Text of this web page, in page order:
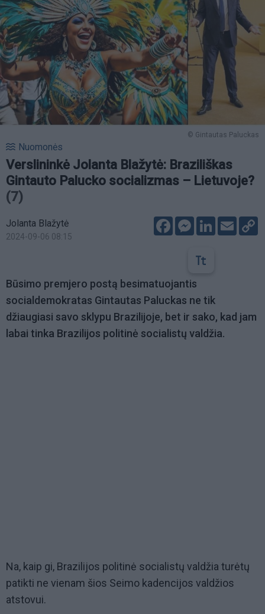
© Gintautas Paluckas
Nuomonės
Verslininkė Jolanta Blažytė: Braziliškas
Gintauto Palucko socializmas – Lietuvoje?
(7)
Jolanta Blažytė
2024-09-06 08:15
FacebookMessenger
LinkedIn
Email
Būsimo premjero postą besimatuojantis
socialdemokratas Gintautas Paluckas ne tik
džiaugiasi savo sklypu Brazilijoje, bet ir sako, kad jam
labai tinka Brazilijos politinė socialistų valdžia.
Na, kaip gi, Brazilijos politinė socialistų valdžia turėtų
patikti ne vienam šios Seimo kadencijos valdžios
atstovui.